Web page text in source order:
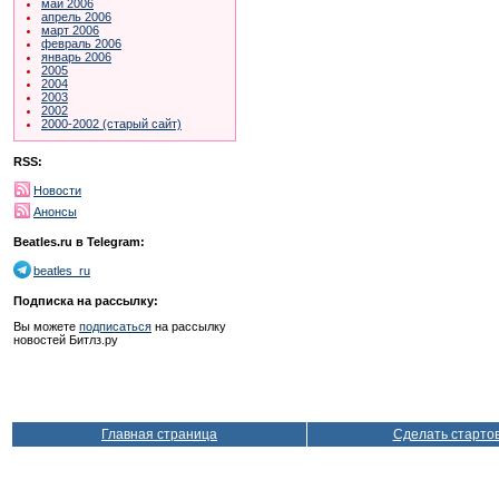
май 2006
апрель 2006
март 2006
февраль 2006
январь 2006
2005
2004
2003
2002
2000-2002 (старый сайт)
RSS:
Новости
Анонсы
Beatles.ru в Telegram:
beatles_ru
Подписка на рассылку:
Вы можете подписаться на рассылку
новостей Битлз.ру
Главная страница Сделать